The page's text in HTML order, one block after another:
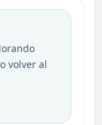
volver al